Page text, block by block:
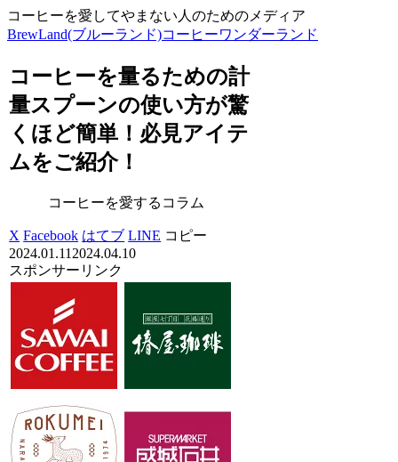
コーヒーを愛してやまない人のためのメディア
BrewLand(ブルーランド)コーヒーワンダーランド
コーヒーを量るための計
量スプーンの使い方が驚
くほど簡単！必見アイテ
ムをご紹介！
コーヒーを愛するコラム
X Facebook はてブ LINE コピー
2024.01.11 2024.04.10
スポンサーリンク